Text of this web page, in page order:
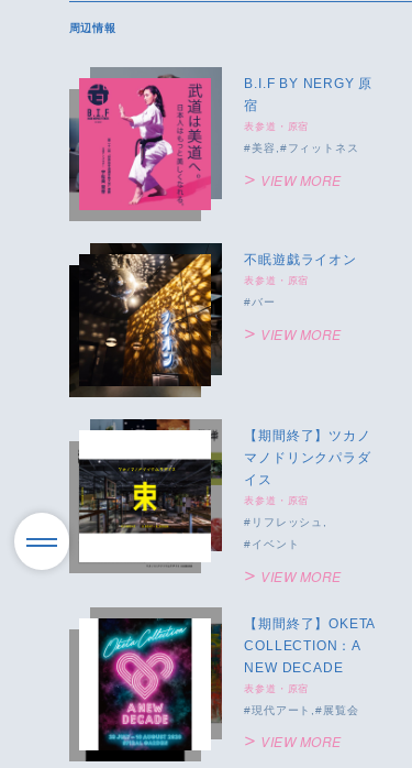
周辺情報
B.I.F BY NERGY 原
宿
表参道・原宿
美容 フィットネス
VIEW MORE
不眠遊戯ライオン
表参道・原宿
バー
VIEW MORE
【期間終了】ツカノ
マノドリンクパラダ
イス
表参道・原宿
リフレッシュ
イベント
VIEW MORE
【期間終了】OKETA
COLLECTION：A
NEW DECADE
表参道・原宿
現代アート 展覧会
VIEW MORE